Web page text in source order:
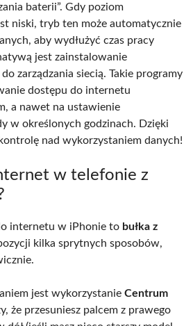
baterii”. Gdy poziom
niski, tryb ten może automatycznie
aby wydłużyć czas pracy
jest zainstalowanie
zarządzania siecią. Takie programy
dostępu do internetu
a nawet na ustawienie
w określonych godzinach. Dzięki
nad wykorzystaniem danych!
w telefonie z
internetu w iPhonie to bułka z
kilka sprytnych sposobów,
jest wykorzystanie Centrum
że przesuniesz palcem z prawego